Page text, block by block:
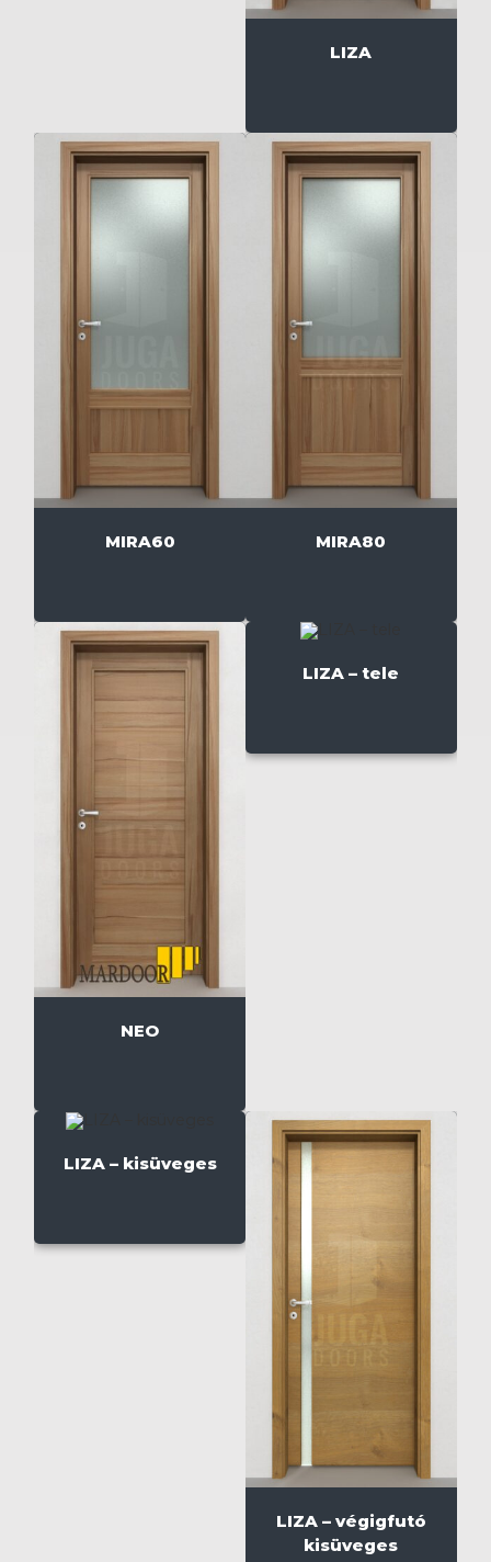
LIZA
MIRA60 MIRA80
NEO
LIZA – tele
LIZA – kisüveges
LIZA – végigfutó
kisüveges